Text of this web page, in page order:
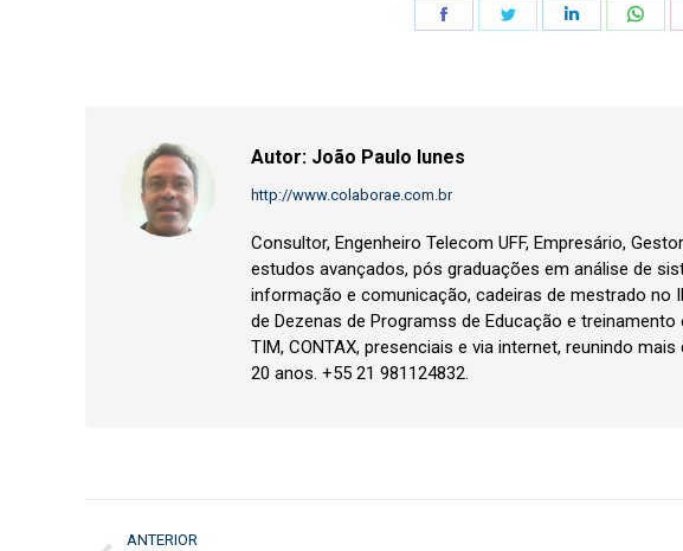
Share
Share
Autor: João Paulo Iunes
http://www.colaborae.com.br
Consultor, Engenheiro Telecom UFF, Empresário,
estudos avançados, pós graduações em análise de
informação e comunicação, cadeiras de mestrado no
de Dezenas de Programss de Educação e treinamento
TIM, CONTAX, presenciais e via internet, reunindo
20 anos. +55 21 981124832.
Navegação
ANTERIOR